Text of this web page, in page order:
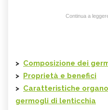
Continua a
> Composizione dei
> Proprietà e benefici
> Caratteristiche
germogli di lenticchia